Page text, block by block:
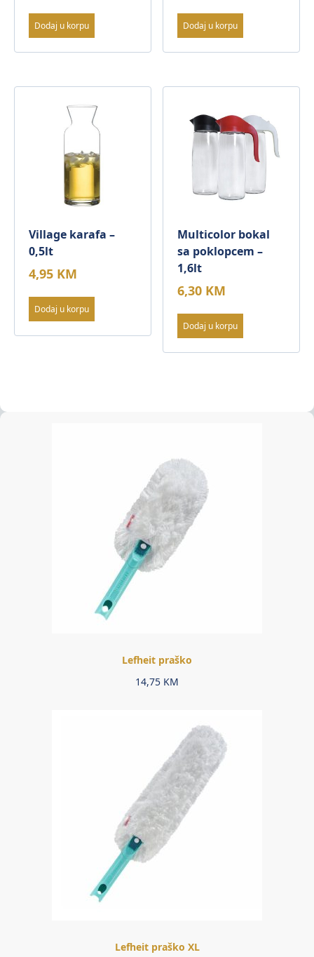
Dodaj u korpu Dodaj u korpu
Village karafa –
0,5lt
4,95 KM
Dodaj u korpu
Multicolor bokal
sa poklopcem –
1,6lt
6,30 KM
Dodaj u korpu
Lefheit praško
14,75 KM
Lefheit praško XL